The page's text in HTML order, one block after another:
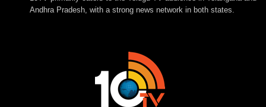
Andhra Pradesh, with a strong news network in both states.